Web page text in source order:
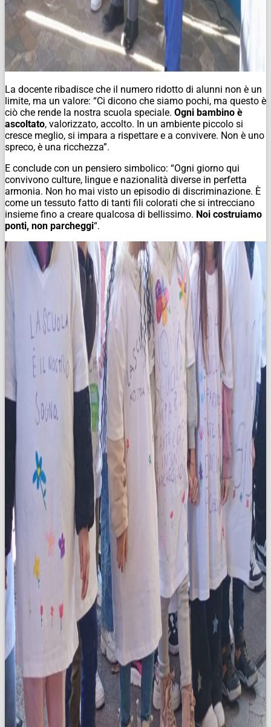
La docente ribadisce che il numero ridotto di alunni non è un
limite, ma un valore: “Ci dicono che siamo pochi, ma questo è
ciò che rende la nostra scuola speciale. Ogni bambino è
ascoltato, valorizzato, accolto. In un ambiente piccolo si
cresce meglio, si impara a rispettare e a convivere. Non è uno
spreco, è una ricchezza”.
E conclude con un pensiero simbolico: “Ogni giorno qui
convivono culture, lingue e nazionalità diverse in perfetta
armonia. Non ho mai visto un episodio di discriminazione. È
come un tessuto fatto di tanti fili colorati che si intrecciano
insieme fino a creare qualcosa di bellissimo. Noi costruiamo
ponti, non parcheggi“.